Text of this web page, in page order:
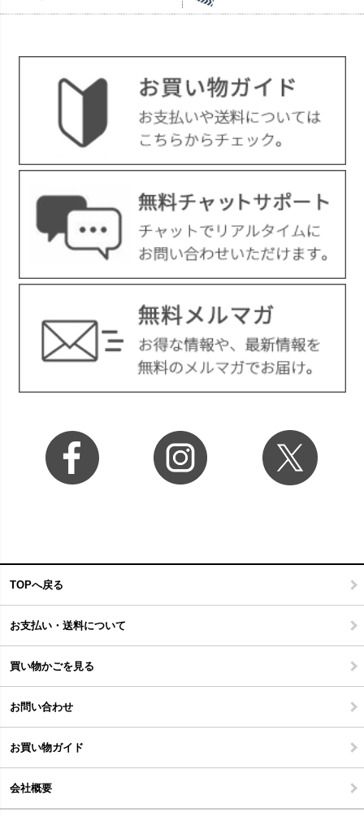
TOPへ戻る
お支払い・送料について
買い物かごを見る
お問い合わせ
お買い物ガイド
会社概要